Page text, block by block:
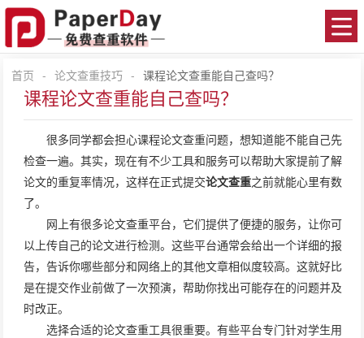
首页 - 论文查重技巧 - 课程论文查重能自己查吗？
课程论文查重能自己查吗？
很多同学都会担心课程论文查重问题，想知道能不能自己先
检查一遍。其实，现在有不少工具和服务可以帮助大家提前了解
论文的重复率情况，这样在正式提交论文查重之前就能心里有数
了。
网上有很多论文查重平台，它们提供了便捷的服务，让你可
以上传自己的论文进行检测。这些平台通常会给出一个详细的报
告，告诉你哪些部分和网络上的其他文章相似度较高。这就好比
是在提交作业前做了一次预演，帮助你找出可能存在的问题并及
时改正。
选择合适的论文查重工具很重要。有些平台专门针对学生用